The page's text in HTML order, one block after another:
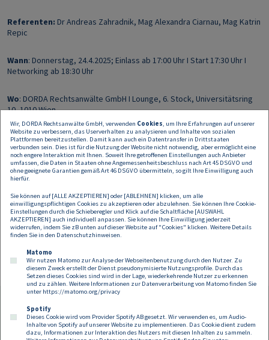
Referenten: Dr Andreas Zahradnik, Mag Alexandra Ciarnau, Mag Katrin
Repic
Wann: Donnerstag, 24.4.2025; Einlass ab 17:00 Uhr I Start 17:30 Uhr I
Networking ab 18:30 Uhr
Wo: DORDA Rechtsanwälte GmbH I Lounge, 6. Stock, Universitätsring
10, 1010 Wien
Sie sind an einer Teilnahme zu dieser Veranstaltung interessiert, dann
schreiben Sie uns unter:events@dorda.at
Zutritt nur nach Anmeldung und Bestätigung.
Die Teilnahme ist kostenlos.
Footer
Kontakt Datenschutz Impressum
Wir, DORDA Rechtsanwälte GmbH, verwenden Cookies, um Ihre Erfahrungen auf unserer
Website zu verbessern, das Userverhalten zu analysieren und Inhalte von sozialen
Plattformen bereitzustellen. Damit kann auch ein Datentransfer in Drittstaaten
verbunden sein. Dies ist für die Nutzung der Website nicht notwendig, aber ermöglicht eine
noch engere Interaktion mit Ihnen. Soweit Ihre getroffenen Einstellungen auch Anbieter
umfassen, die Daten in Staaten ohne Angemessenheitsbeschluss nach Art 45 DSGVO und
ohne geeignete Garantien gemäß Art 46 DSGVO übermitteln, so gilt Ihre Einwilligung auch
hierfür.
Sie können auf [ALLE AKZEPTIEREN] oder [ABLEHNEN] klicken, um alle
einwilligungspflichtigen Cookies zu akzeptieren oder abzulehnen. Sie können Ihre Cookie-
Einstellungen durch die Schieberegler und Klick auf die Schaltfläche [AUSWAHL
AKZEPTIEREN] auch individuell anpassen. Sie können Ihre Einwilligung jederzeit
widerrufen, indem Sie zB unten auf dieser Website auf "Cookies" klicken. Weitere Details
finden Sie in den Datenschutzhinweisen.
Matomo
Wir nutzen Matomo zur Analyse der Webseitenbenutzung durch den Nutzer. Zu
diesem Zweck erstellt der Dienst pseudonymisierte Nutzungsprofile. Durch das
Setzen dieses Cookies sind wird in der Lage, wiederkehrende Nutzer zu erkennen
und zu zählen. Weitere Informationen zur Datenverarbeitung von Matomo finden Sie
unter https://matomo.org/privacy
Spotify
Dieses Cookie wird vom Provider Spotify AB gesetzt. Wir verwenden es, um Audio-
Inhalte von Spotify auf unserer Website zu implementieren. Das Cookie dient zudem
dazu, Informationen zur Interaktion des Nutzers mit diesen Inhalten zu sammeln.